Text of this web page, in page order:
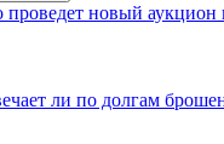
проведет новый аукцион
ли по долгам